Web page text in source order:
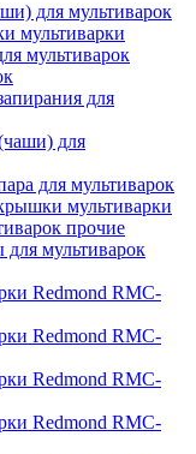
для мультиварок
мультиварки
мультиварок
для
для
для мультиварок
мультиварки
прочие
для мультиварок
Redmond RMC-
Redmond RMC-
Redmond RMC-
Redmond RMC-